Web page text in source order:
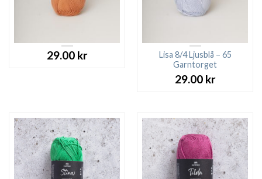
29.00 kr
Lisa 8/4 Ljusblå – 65
Garntorget
29.00 kr